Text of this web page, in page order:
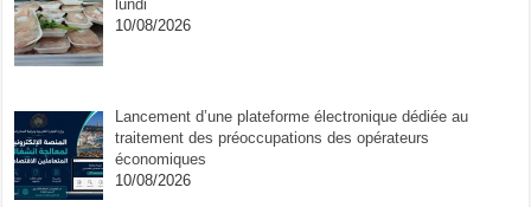
lundi
10/08/2026
Lancement d’une plateforme électronique dédiée au
traitement des préoccupations des opérateurs
économiques
10/08/2026